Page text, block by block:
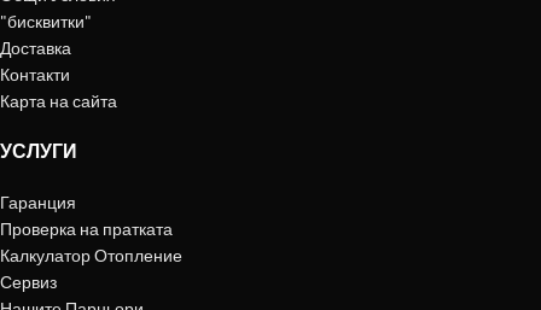
"бисквитки"
Доставка
Контакти
Карта на сайта
УСЛУГИ
Гаранция
Проверка на пратката
Калкулатор Отопление
Сервиз